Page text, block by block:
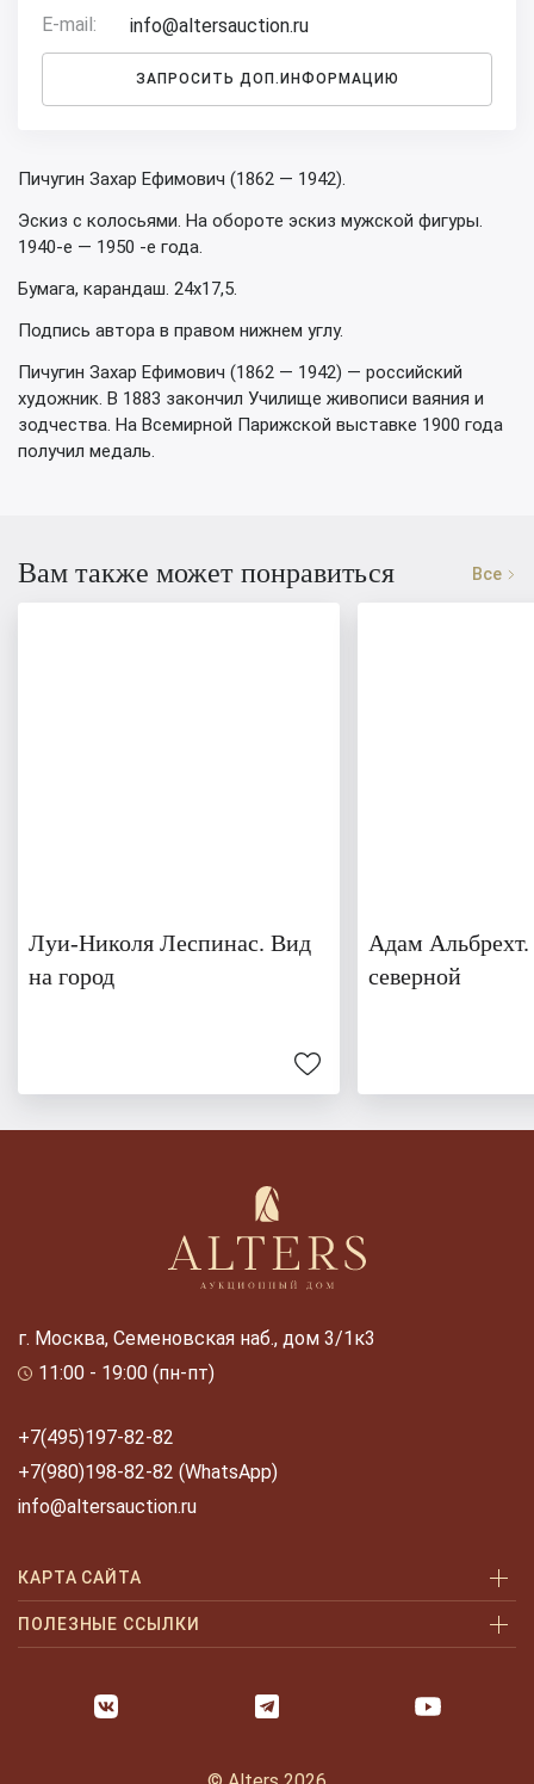
E-mail: info@altersauction.ru
ЗАПРОСИТЬ ДОП.ИНФОРМАЦИЮ
Пичугин Захар Ефимович (1862 — 1942).
Эскиз с колосьями. На обороте эскиз мужской фигуры.
1940-е — 1950 -е года.
Бумага, карандаш. 24х17,5.
Подпись автора в правом нижнем углу.
Пичугин Захар Ефимович (1862 — 1942) — российский
художник. В 1883 закончил Училище живописи ваяния и
зодчества. На Всемирной Парижской выставке 1900 года
получил медаль.
Вам также может понравиться Все
Луи-Николя Леспинас. Вид
на город
Адам
северной
г. Москва, Семеновская наб., дом 3/1к3
11:00 - 19:00 (пн-пт)
+7(495)197-82-82
+7(980)198-82-82 (WhatsApp)
info@altersauction.ru
КАРТА САЙТА
Аукционы
Как продать
ПОЛЕЗНЫЕ ССЫЛКИ
Оплата и доставка
Часто задаваемые вопросы